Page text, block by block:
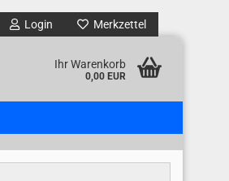
Login Merkzettel
Ihr Warenkorb
0,00 EUR